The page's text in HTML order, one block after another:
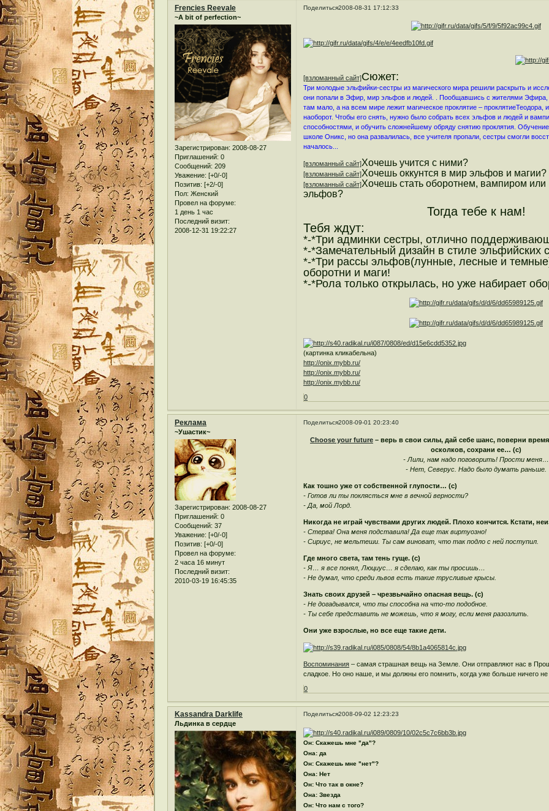
Поделиться2008-08-31 17:12:33
Frencies Reevale
~A bit of perfection~
Зарегистрирован: 2008-08-27
Приглашений: 0
Сообщений: 209
Уважение: [+0/-0]
Позитив: [+2/-0]
Пол: Женский
Провел на форуме:
1 день 1 час
Последний визит:
2008-12-31 19:22:27
[взломанный сайт]Сюжет:
Три молодые эльфийки-сестры из магического мира решили раскрыть и
они попали в Эфир, мир эльфов и людей. . Пообщавшись с жителями Эфира,
там мало, а на всем мире лежит магическое проклятие – проклятиеТеодора,
наоборот. Чтобы его снять, нужно было собрать всех эльфов и людей и
способностями, и обучить сложнейшему обряду снятию проклятия.
школе Оникс, но она развалилась, все учителя пропали, сестры смогли
началось...
[взломанный сайт]Хочешь учится с ними?
[взломанный сайт]Хочешь оккунтся в мир эльфов и магии?
[взломанный сайт]Хочешь стать оборотнем, вампиром или
эльфов?
Тогда тебе к нам!
Тебя ждут:
*-*Три админки сестры, отлично
*-*Замечательный дизайн в стиле эльфийских
*-*Три рассы эльфов(лунные, лесные и
оборотни и маги!
*-*Рола только открылась, но уже набирает
(картинка кликабельна)
http://onix.mybb.ru/
http://onix.mybb.ru/
http://onix.mybb.ru/
0
Поделиться2008-09-01 20:23:40
Реклама
~Ушастик~
Зарегистрирован: 2008-08-27
Приглашений: 0
Сообщений: 37
Уважение: [+0/-0]
Позитив: [+0/-0]
Провел на форуме:
2 часа 16 минут
Последний визит:
2010-03-19 16:45:35
Choose your future – верь в свои силы, дай себе шанс, поверни
осколков, сохрани ее… (с)
- Лили, нам надо поговорить! Прости меня…
- Нет, Северус. Надо было думать раньше.
Как тошно уже от собственной глупости… (с)
- Готов ли ты поклясться мне в вечной верности?
- Да, мой Лорд.
Никогда не играй чувствами других людей. Плохо кончится. Кстати,
- Стерва! Она меня подставила! Да еще так виртуозно!
- Сириус, не мельтеши. Ты сам виноват, что так подло с ней поступил.
Где много света, там тень гуще. (с)
- Я… я все понял, Люциус… я сделаю, как ты просишь…
- Не думал, что среди львов есть такие трусливые крысы.
Знать своих друзей – чрезвычайно опасная вещь. (с)
- Не догадывался, что ты способна на что-то подобное.
- Ты себе представить не можешь, что я могу, если меня разозлить.
Они уже взрослые, но все еще такие дети.
Воспоминания – самая страшная вещь на Земле. Они отправляют нас в
сладкое. Но оно наше, и мы должны его помнить, когда уже больше ничего
0
Поделиться2008-09-02 12:23:23
Kassandra Darklife
Льдинка в сердце
Он: Скажешь мне "да"?
Она: да
Он: Скажешь мне "нет"?
Она: Нет
Он: Что так в окне?
Она: Звезда
Он: Что нам с того?